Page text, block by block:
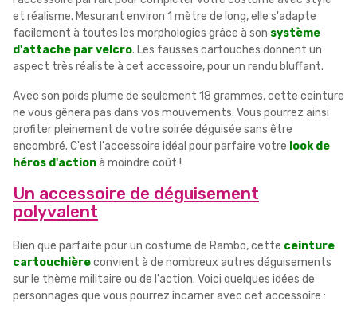
et réalisme. Mesurant environ 1 mètre de long, elle s'adapte
facilement à toutes les morphologies grâce à son système
d'attache par velcro. Les fausses cartouches donnent un
aspect très réaliste à cet accessoire, pour un rendu bluffant.
Avec son poids plume de seulement 18 grammes, cette ceinture
ne vous gênera pas dans vos mouvements. Vous pourrez ainsi
profiter pleinement de votre soirée déguisée sans être
encombré. C'est l'accessoire idéal pour parfaire votre look de
héros d'actionà moindre coût !
Un accessoire de déguisement
polyvalent
Bien que parfaite pour un costume de Rambo, cette ceinture
cartouchièreconvient à de nombreux autres déguisements
sur le thème militaire ou de l'action. Voici quelques idées de
personnages que vous pourrez incarner avec cet accessoire :